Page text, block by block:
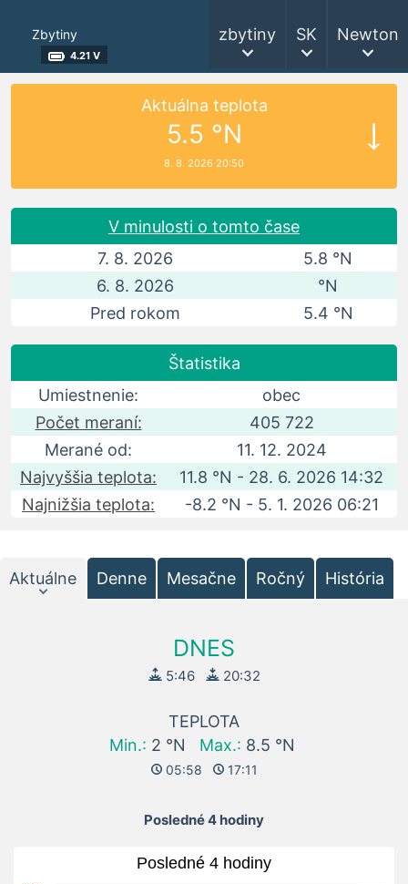
Zbytiny
4.21 V
zbytiny SK Newton
Aktuálna teplota
5.5 °N
8. 8. 2026 20:50
V minulosti o tomto čase
7. 8. 2026
5.8 °N
6. 8. 2026
°N
Pred rokom
5.4 °N
Štatistika
Umiestnenie:
obec
Počet meraní:
405 722
Merané od:
11. 12. 2024
Najvyššia teplota:
11.8 °N - 28. 6. 2026 14:32
Najnižšia teplota:
-8.2 °N - 5. 1. 2026 06:21
Aktuálne Denne Mesačne Ročný História
DNES
5:46 20:32
TEPLOTA
Min.: 2 °N Max.: 8.5 °N
05:58 17:11
Posledné 4 hodiny
Posledné 4 hodiny